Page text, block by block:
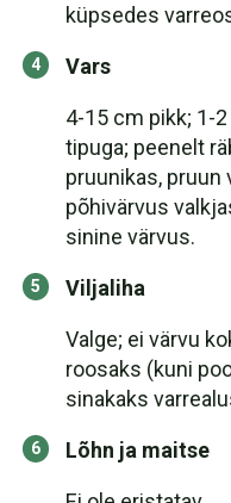
küpsedes
Vars
4-15 cm pikk; 1-
tipuga; peenelt
pruunikas, pruun
põhivärvus
sinine värvus.
Viljaliha
Valge; ei värvu
roosaks (kuni
sinakaks
Lõhn ja maitse